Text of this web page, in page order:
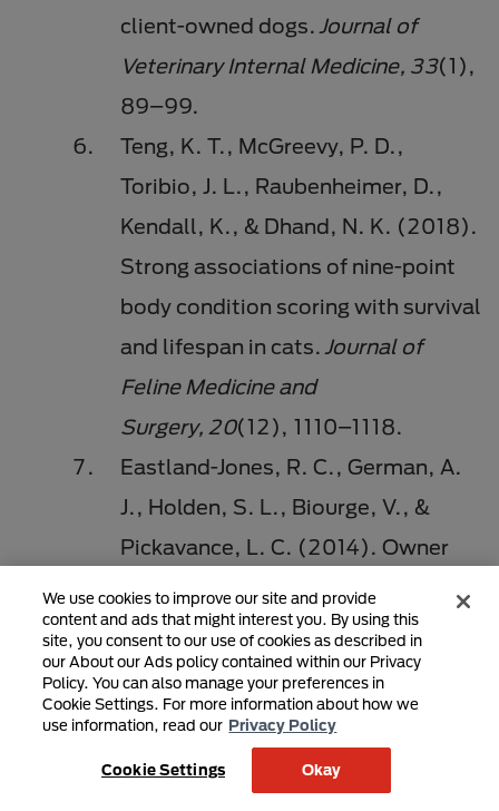
client-owned dogs. Journal of
Veterinary Internal Medicine, 33(1),
89–99.
Teng, K. T., McGreevy, P. D.,
Toribio, J. L., Raubenheimer, D.,
Kendall, K., & Dhand, N. K. (2018).
Strong associations of nine-point
body condition scoring with survival
and lifespan in cats. Journal of
Feline Medicine and
Surgery, 20(12), 1110–1118.
Eastland-Jones, R. C., German, A.
J., Holden, S. L., Biourge, V., &
Pickavance, L. C. (2014). Owner
misperception of canine body
condition persists despite use of a
body condition score chart.Journal
of Nutritional Science, 3, e45.
Singh, R., Laflamme, D. P., &
Sidebottom-Nielsen, M. (2002).
We use cookies to improve our site and provide
content and ads that might interest you. By using this
site, you consent to our use of cookies as described in
our About our Ads policy contained within our Privacy
Policy. You can also manage your preferences in
Cookie Settings. For more information about how we
use information, read our Privacy Policy
Cookie Settings Okay